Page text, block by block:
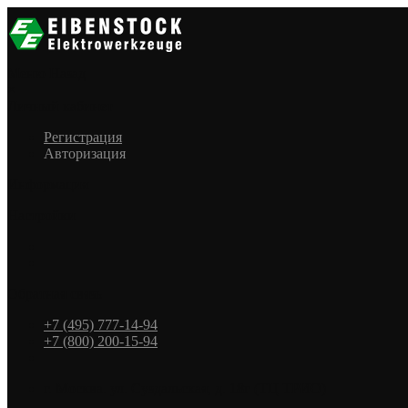
Регистрация
Авторизация
+7 (495) 777-14-94
+7 (800) 200-15-94